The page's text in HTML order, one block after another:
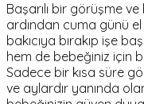
Başarılı bir görüşme
ardından cuma günü el
bakıcıya bırakıp işe
hem de bebeğiniz için
Sadece bir kısa süre
ve aylardır yanında